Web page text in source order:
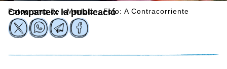
Fotograma de «Morlaix». Foto: A Contracorriente
Comparteix la publicació